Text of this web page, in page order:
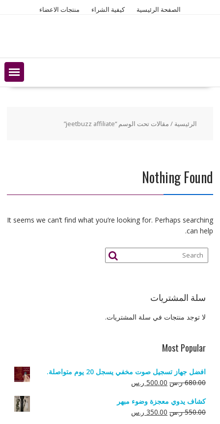
الصفحة الرئيسية كيفية الشراء منتجات الاعضاء
الرئيسية / مقالات تحت الوسم “jeetbuzz affiliate”
Nothing Found
It seems we can’t find what you’re looking for. Perhaps searching
can help.
سلة المشتريات
لا توجد منتجات في سلة المشتريات.
Most Popular
افضل جهاز تسجيل صوت مخفي يسجل 20 يوم متواصلة.
680.00 ر.س السعر
هو:
680.00 ر.س.
500.00 ر.سالسعر
هو:
500.00 ر.س.
كشاف يدوي معجزة وضوء مبهر
550.00 ر.س السعر
350.00 ر.سالسعر